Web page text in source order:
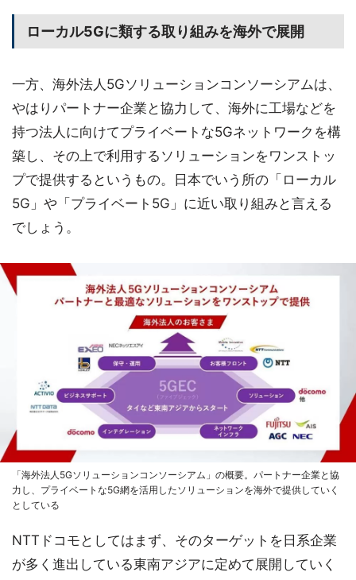
ローカル5Gに類する取り組みを海外で展開
一方、海外法人5Gソリューションコンソーシアムは、
やはりパートナー企業と協力して、海外に工場などを
持つ法人に向けてプライベートな5Gネットワークを構
築し、その上で利用するソリューションをワンストッ
プで提供するというもの。日本でいう所の「ローカル
5G」や「プライベート5G」に近い取り組みと言える
でしょう。
「海外法人5Gソリューションコンソーシアム」の概要。パートナー企業と協
力し、プライベートな5G網を活用したソリューションを海外で提供していく
としている
NTTドコモとしてはまず、そのターゲットを日系企業
が多く進出している東南アジアに定めて展開していく